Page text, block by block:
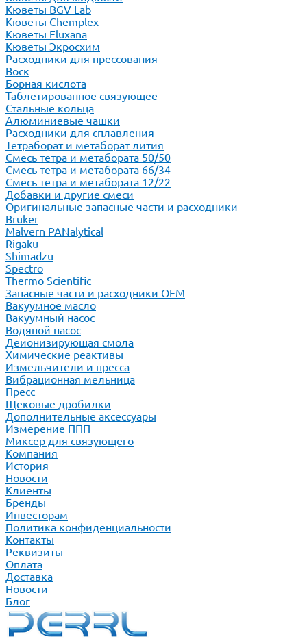
Кюветы BGV Lab
Кюветы Chemplex
Кюветы Fluxana
Кюветы Экросхим
Расходники для прессования
Воск
Борная кислота
Таблетированное связующее
Стальные кольца
Алюминиевые чашки
Расходники для сплавления
Тетраборат и метаборат лития
Смесь тетра и метабората 50/50
Смесь тетра и метабората 66/34
Смесь тетра и метабората 12/22
Добавки и другие смеси
Оригинальные запасные части и расходники
Bruker
Malvern PANalytical
Rigaku
Shimadzu
Spectro
Thermo Scientific
Запасные части и расходники ОЕМ
Вакуумное масло
Вакуумный насос
Водяной насос
Деионизирующая смола
Химические реактивы
Измельчители и пресса
Вибрационная мельница
Пресс
Щековые дробилки
Дополнительные аксессуары
Измерение ППП
Миксер для связующего
Компания
История
Новости
Клиенты
Бренды
Инвесторам
Политика конфиденциальности
Контакты
Реквизиты
Оплата
Доставка
Новости
Блог